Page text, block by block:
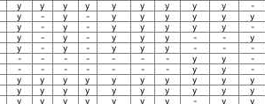
y y y y y y y y y -
y - y - y y y y y y
y - y - y y y y y -
y - y - y y y - - y
y - y - y y y - - -
- - - - - - - y y -
- - - - - - - y y -
y y y y y y y y y y
y y y y y y y y y y
y y y y y y y - y y